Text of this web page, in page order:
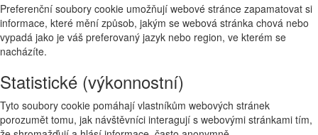
Preferenční soubory cookie umožňují webové stránce zapamatovat si
informace, které mění způsob, jakým se webová stránka chová nebo
vypadá jako je váš preferovaný jazyk nebo region, ve kterém se
nacházíte.
Statistické (výkonnostní)
Tyto soubory cookie pomáhají vlastníkům webových stránek
porozumět tomu, jak návštěvníci interagují s webovými stránkami tím,